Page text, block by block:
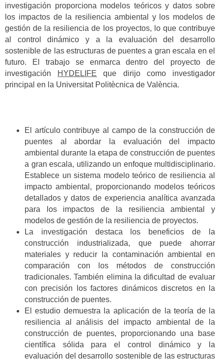
investigación proporciona modelos teóricos y datos sobre
los impactos de la resiliencia ambiental y los modelos de
gestión de la resiliencia de los proyectos, lo que contribuye
al control dinámico y a la evaluación del desarrollo
sostenible de las estructuras de puentes a gran escala en el
futuro. El trabajo se enmarca dentro del proyecto de
investigación
HYDELIFE que dirijo como investigador
principal en la Universitat Politècnica de València.
El artículo contribuye al campo de la construcción de
puentes al abordar la evaluación del impacto
ambiental durante la etapa de construcción de puentes
a gran escala, utilizando un enfoque multidisciplinario.
Establece un sistema modelo teórico de resiliencia al
impacto ambiental, proporcionando modelos teóricos
detallados y datos de experiencia analítica avanzada
para los impactos de la resiliencia ambiental y
modelos de gestión de la resiliencia de proyectos.
La investigación destaca los beneficios de la
construcción industrializada, que puede ahorrar
materiales y reducir la contaminación ambiental en
comparación con los métodos de construcción
tradicionales. También elimina la dificultad de evaluar
con precisión los factores dinámicos discretos en la
construcción de puentes.
El estudio demuestra la aplicación de la teoría de la
resiliencia al análisis del impacto ambiental de la
construcción de puentes, proporcionando una base
científica sólida para el control dinámico y la
evaluación del desarrollo sostenible de las estructuras